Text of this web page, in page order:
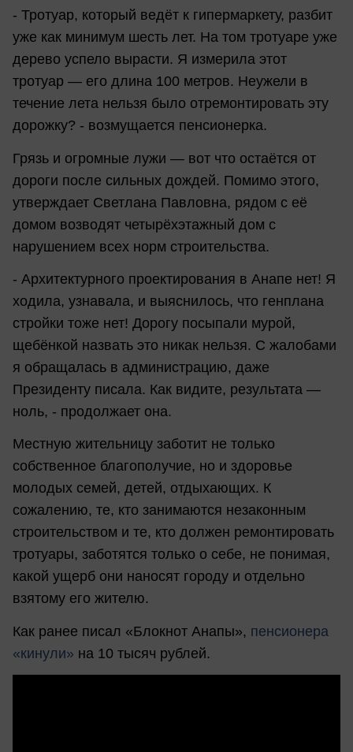
- Тротуар, который ведёт к гипермаркету, разбит
уже как минимум шесть лет. На том тротуаре уже
дерево успело вырасти. Я измерила этот
тротуар — его длина 100 метров. Неужели в
течение лета нельзя было отремонтировать эту
дорожку? - возмущается пенсионерка.
Грязь и огромные лужи — вот что остаётся от
дороги после сильных дождей. Помимо этого,
утверждает Светлана Павловна, рядом с её
домом возводят четырёхэтажный дом с
нарушением всех норм строительства.
- Архитектурного проектирования в Анапе нет! Я
ходила, узнавала, и выяснилось, что генплана
стройки тоже нет! Дорогу посыпали мурой,
щебёнкой назвать это никак нельзя. С жалобами
я обращалась в администрацию, даже
Президенту писала. Как видите, результата —
ноль, - продолжает она.
Местную жительницу заботит не только
собственное благополучие, но и здоровье
молодых семей, детей, отдыхающих. К
сожалению, те, кто занимаются незаконным
строительством и те, кто должен ремонтировать
тротуары, заботятся только о себе, не понимая,
какой ущерб они наносят городу и отдельно
взятому его жителю.
Как ранее писал «Блокнот Анапы», пенсионера
«кинули» на 10 тысяч рублей.